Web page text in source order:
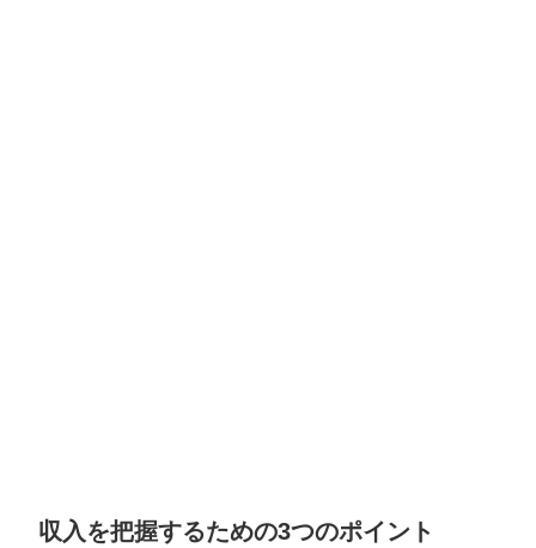
収入を把握するための3つのポイント